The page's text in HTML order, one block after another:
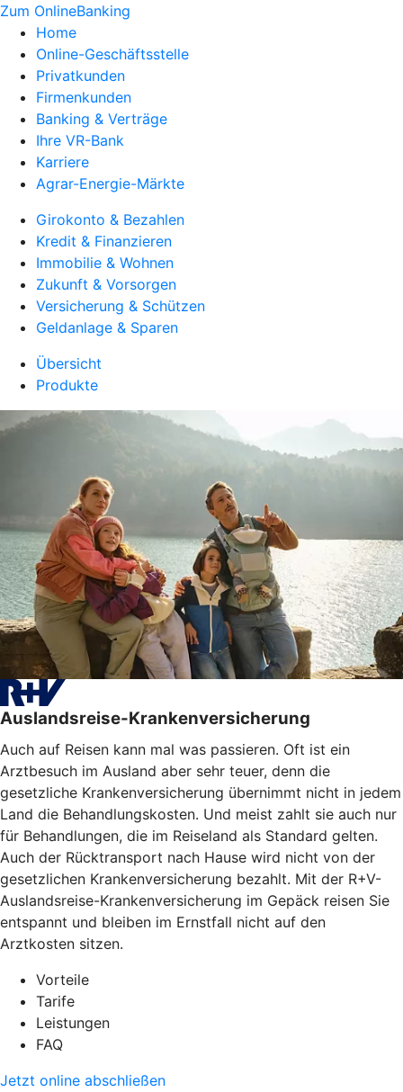
Zum OnlineBanking
Home
Online-Geschäftsstelle
Privatkunden
Firmenkunden
Banking & Verträge
Ihre VR-Bank
Karriere
Agrar-Energie-Märkte
Girokonto & Bezahlen
Kredit & Finanzieren
Immobilie & Wohnen
Zukunft & Vorsorgen
Versicherung & Schützen
Geldanlage & Sparen
Übersicht
Produkte
Auslandsreise-Krankenversicherung
Auch auf Reisen kann mal was passieren. Oft ist ein
Arztbesuch im Ausland aber sehr teuer, denn die
gesetzliche Krankenversicherung übernimmt nicht in jedem
Land die Behandlungskosten. Und meist zahlt sie auch nur
für Behandlungen, die im Reiseland als Standard gelten.
Auch der Rücktransport nach Hause wird nicht von der
gesetzlichen Krankenversicherung bezahlt. Mit der R+V-
Auslandsreise-Krankenversicherung im Gepäck reisen Sie
entspannt und bleiben im Ernstfall nicht auf den
Arztkosten sitzen.
Vorteile
Tarife
Leistungen
FAQ
Jetzt online abschließen